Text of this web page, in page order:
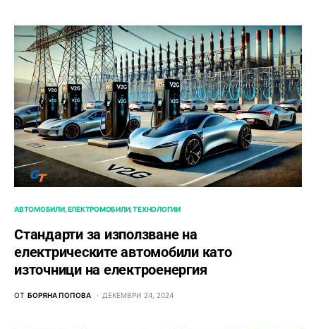
АВТОМОБИЛИ ЕЛЕКТРОМОБИЛИ ТЕХНОЛОГИИ
Стандарти за използване на
електрическите автомобили като
източници на електроенергия
ОТ БОРЯНА ПОПОВА ДЕКЕМВРИ 24, 2024